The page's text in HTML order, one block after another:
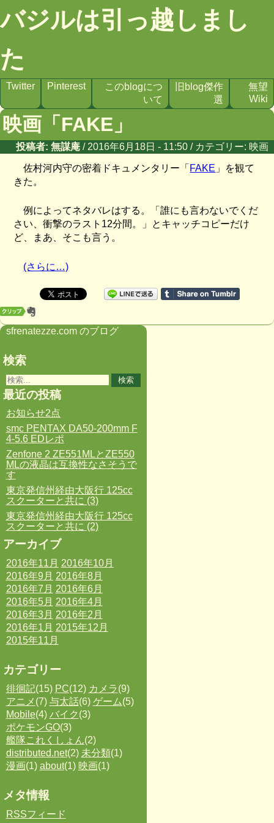
バジルは引っ越しまし
た
Twitter Pinterest
このblogにつ
いて
旧blog傑作
選
無望
Wiki
映画「FAKE」
投稿者: 無謀庵 / 2016年6月18日 - 11:50 / カテゴリー: 映画
佐村河内守の密着ドキュメンタリー「 FAKE 」を観て
きた。
例によってネタバレはする。「誰にも言わないでくだ
さい、衝撃のラスト12分間。」とキャッチコピーだけ
ど、まあ、そこも言う。
(さらに…)
sfrenatezze.com のブログ
検索
最近の投稿
お知らせ2点
smc PENTAX DA50-200mm F
4-5.6 EDレポ
Zenfone 2 ZE551MLとZE550
MLの液晶は互換性なさそうで
す
東京発信州経由大阪行 125cc
スクーターと共に (3)
東京発信州経由大阪行 125cc
スクーターと共に (2)
アーカイブ
2016年11月 2016年10月
2016年9月 2016年8月
2016年7月 2016年6月
2016年5月 2016年4月
2016年3月 2016年2月
2016年1月 2015年12月
2015年11月
カテゴリー
徘徊記(15) PC(12) カメラ(9)
アニメ (7) 与太話(6) ゲーム(5)
Mobile(4) バイク (3)
ポケモンGO(3)
艦隊これくしょん(2)
distributed.net(2) 未分類(1)
漫画(1) about(1) 映画(1)
メタ情報
RSSフィード